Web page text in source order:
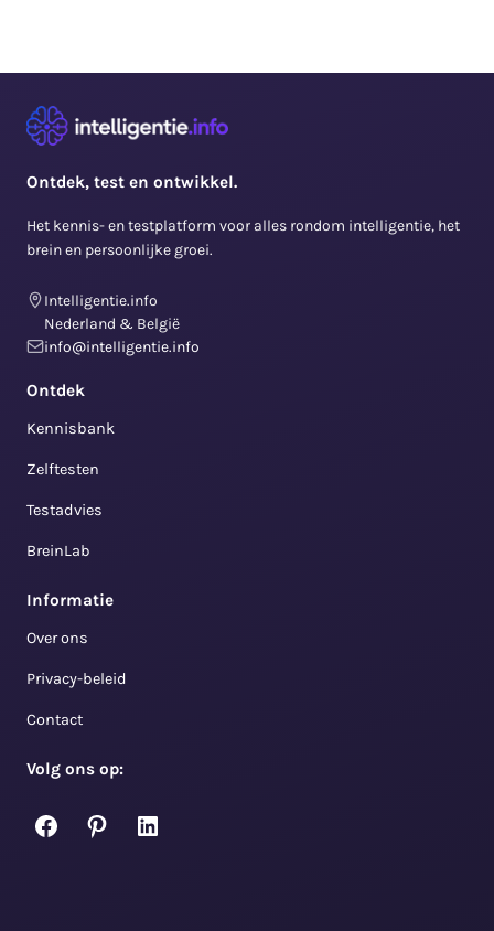
Ontdek, test en ontwikkel.
Het kennis- en testplatform voor alles rondom intelligentie, het
brein en persoonlijke groei.
Intelligentie.info
Nederland & België
info@intelligentie.info
Ontdek
Kennisbank
Zelftesten
Testadvies
BreinLab
Informatie
Over ons
Privacy-beleid
Contact
Volg ons op:
Facebook
PinterestLinkedIn